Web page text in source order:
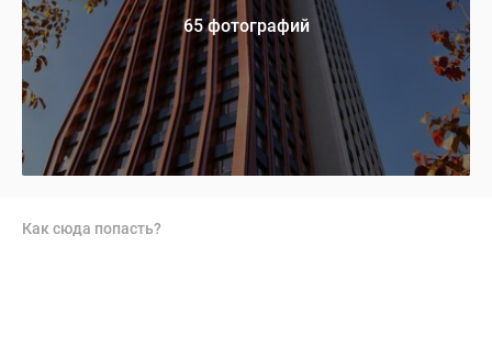
65 фотографий
Как сюда попасть?